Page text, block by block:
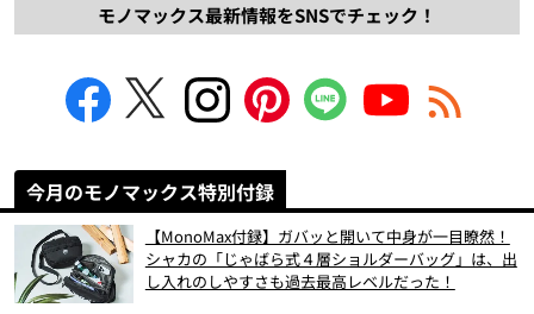
モノマックス最新情報をSNSでチェック！
今月のモノマックス特別付録
【MonoMax付録】ガバッと開いて中身が一目瞭然！
シャカの「じゃばら式４層ショルダーバッグ」は、出
し入れのしやすさも過去最高レベルだった！